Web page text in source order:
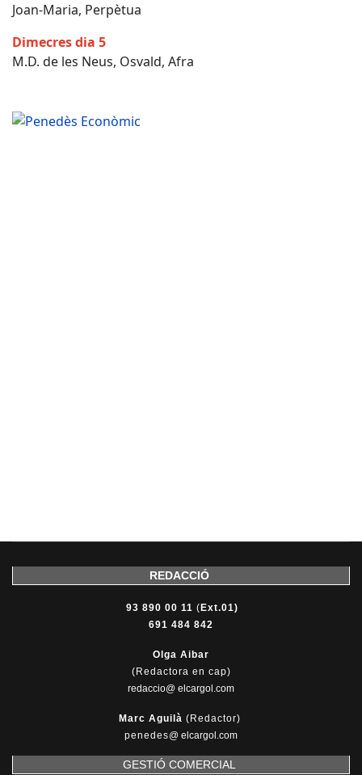
Joan-Maria, Perpètua
Dimecres dia 5
M.D. de les Neus, Osvald, Afra
REDACCIÓ
93 890 00 11 ( Ext.01)
691 484 842
Olga Aibar
(Redactora en cap)
redaccio@ elcargol.com
Marc Aguilà (Redactor)
penedes@ elcargol.com
GESTIÓ COMERCIAL